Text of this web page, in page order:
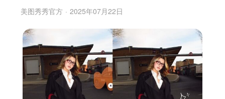
美图秀秀官方 · 2025年07月22日